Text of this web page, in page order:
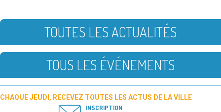
TOUTES LES ACTUALITÉS
TOUS LES ÉVÉNEMENTS
CHAQUE JEUDI, RECEVEZ TOUTES LES ACTUS DE LA VILLE
INSCRIPTION